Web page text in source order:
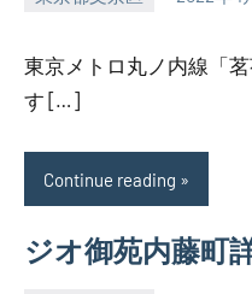
SEZIMO
東京メトロ丸ノ内線「
す […]
Continue reading
ジオ御苑内藤町